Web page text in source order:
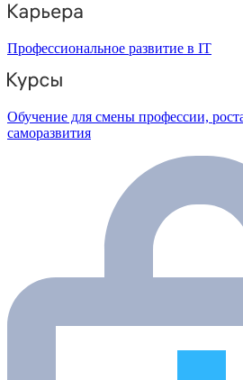
Профессиональное развитие в IT
Обучение для смены профессии,
саморазвития